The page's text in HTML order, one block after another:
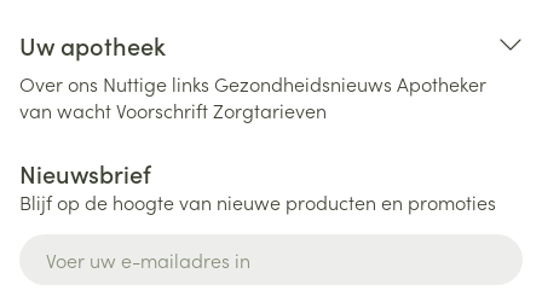
Uw apotheek
Over ons Nuttige links Gezondheidsnieuws Apotheker
van wachtVoorschriftZorgtarieven
Nieuwsbrief
Blijf op de hoogte van nieuwe producten en promoties